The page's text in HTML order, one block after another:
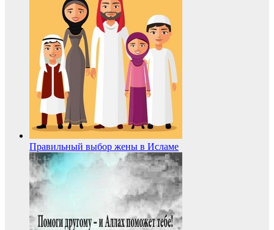
Правильный выбор жены в Исламе